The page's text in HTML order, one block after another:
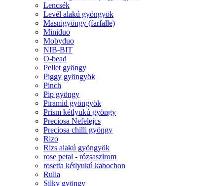
Lencsék
Levél alakú gyöngyök
Masnigyöngy (farfalle)
Miniduo
Mobyduo
NIB-BIT
O-bead
Pellet gyöngy
Piggy gyöngyök
Pinch
Pip gyöngy
Piramid gyöngyök
Prism kétlyukú gyöngy
Preciosa Nefelejcs
Preciosa chilli gyöngy
Rizo
Rizs alakú gyöngyök
rose petal - rózsaszirom
rosetta kétlyukú kabochon
Rulla
Silky gyöngy